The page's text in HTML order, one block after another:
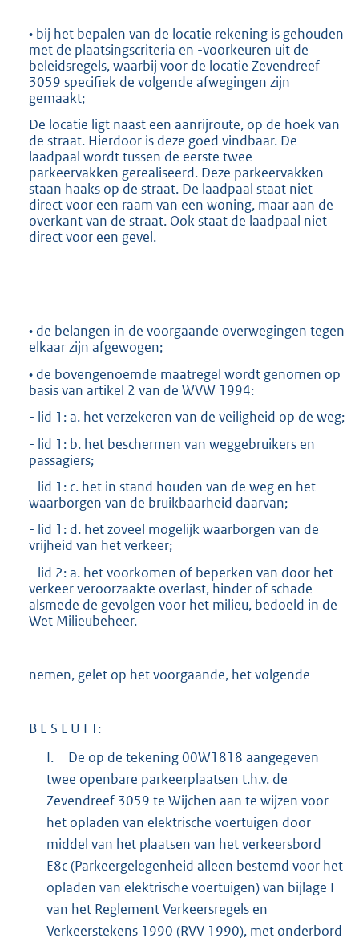
• bij het bepalen van de locatie rekening is gehouden
met de plaatsingscriteria en -voorkeuren uit de
beleidsregels, waarbij voor de locatie Zevendreef
3059 specifiek de volgende afwegingen zijn
gemaakt;
De locatie ligt naast een aanrijroute, op de hoek van
de straat. Hierdoor is deze goed vindbaar. De
laadpaal wordt tussen de eerste twee
parkeervakken gerealiseerd. Deze parkeervakken
staan haaks op de straat. De laadpaal staat niet
direct voor een raam van een woning, maar aan de
overkant van de straat. Ook staat de laadpaal niet
direct voor een gevel.
• de belangen in de voorgaande overwegingen tegen
elkaar zijn afgewogen;
• de bovengenoemde maatregel wordt genomen op
basis van artikel 2 van de WVW 1994:
- lid 1: a. het verzekeren van de veiligheid op de weg;
- lid 1: b. het beschermen van weggebruikers en
passagiers;
- lid 1: c. het in stand houden van de weg en het
waarborgen van de bruikbaarheid daarvan;
- lid 1: d. het zoveel mogelijk waarborgen van de
vrijheid van het verkeer;
- lid 2: a. het voorkomen of beperken van door het
verkeer veroorzaakte overlast, hinder of schade
alsmede de gevolgen voor het milieu, bedoeld in de
Wet Milieubeheer.
nemen, gelet op het voorgaande, het volgende
B E S L U I T:
I.
De op de tekening 00W1818 aangegeven
twee openbare parkeerplaatsen t.h.v. de
Zevendreef 3059 te Wijchen aan te wijzen voor
het opladen van elektrische voertuigen door
middel van het plaatsen van het verkeersbord
E8c (Parkeergelegenheid alleen bestemd voor het
opladen van elektrische voertuigen) van bijlage I
van het Reglement Verkeersregels en
Verkeerstekens 1990 (RVV 1990), met onderbord